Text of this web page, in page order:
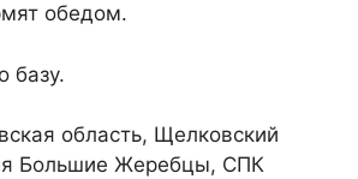
обедом.
базу.
область, Щелковский
Большие Жеребцы, СПК